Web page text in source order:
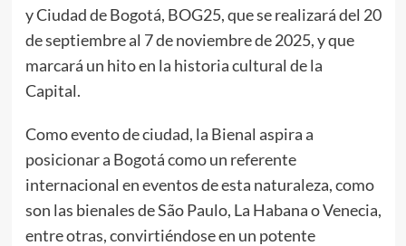
y Ciudad de Bogotá, BOG25, que se realizará del 20
de septiembre al 7 de noviembre de 2025, y que
marcará un hito en la historia cultural de la
Capital.
Como evento de ciudad, la Bienal aspira a
posicionar a Bogotá como un referente
internacional en eventos de esta naturaleza, como
son las bienales de São Paulo, La Habana o Venecia,
entre otras, convirtiéndose en un potente